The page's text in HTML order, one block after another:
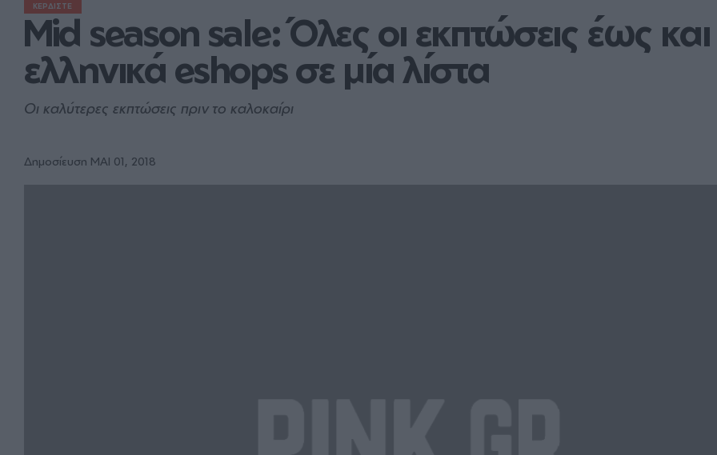
ΚΕΡΔΙΣΤΕ
Mid season sale: Όλες οι εκπτώσεις έως
ελληνικά eshops σε μία λίστα
Οι καλύτερες εκπτώσεις πριν το καλοκαίρι
Δημοσίευση ΜΑΙ 01, 2018